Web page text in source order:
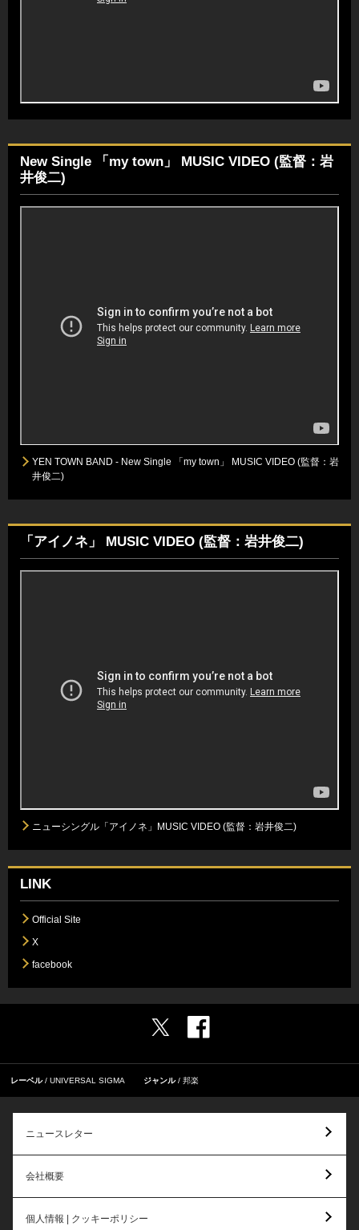
New Single 「my town」 MUSIC VIDEO (監督：岩
井俊二)
YEN TOWN BAND - New Single 「my town」 MUSIC VIDEO (監督：岩
井俊二)
「アイノネ」 MUSIC VIDEO (監督：岩井俊二)
ニューシングル「アイノネ」MUSIC VIDEO (監督：岩井俊二)
LINK
Official Site
X
facebook
レーベル UNIVERSAL SIGMA ジャンル 邦楽
ニュースレター
会社概要
個人情報 | クッキーポリシー